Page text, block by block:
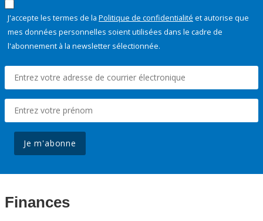
J'accepte les termes de la Politique de confidentialité et autorise que
mes données personnelles soient utilisées dans le cadre de
l'abonnement à la newsletter sélectionnée.
Je m'abonne
Finances